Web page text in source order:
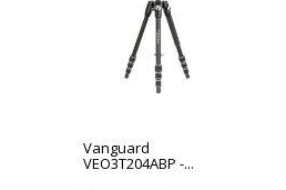
Vanguard
VEO3T204ABP -...